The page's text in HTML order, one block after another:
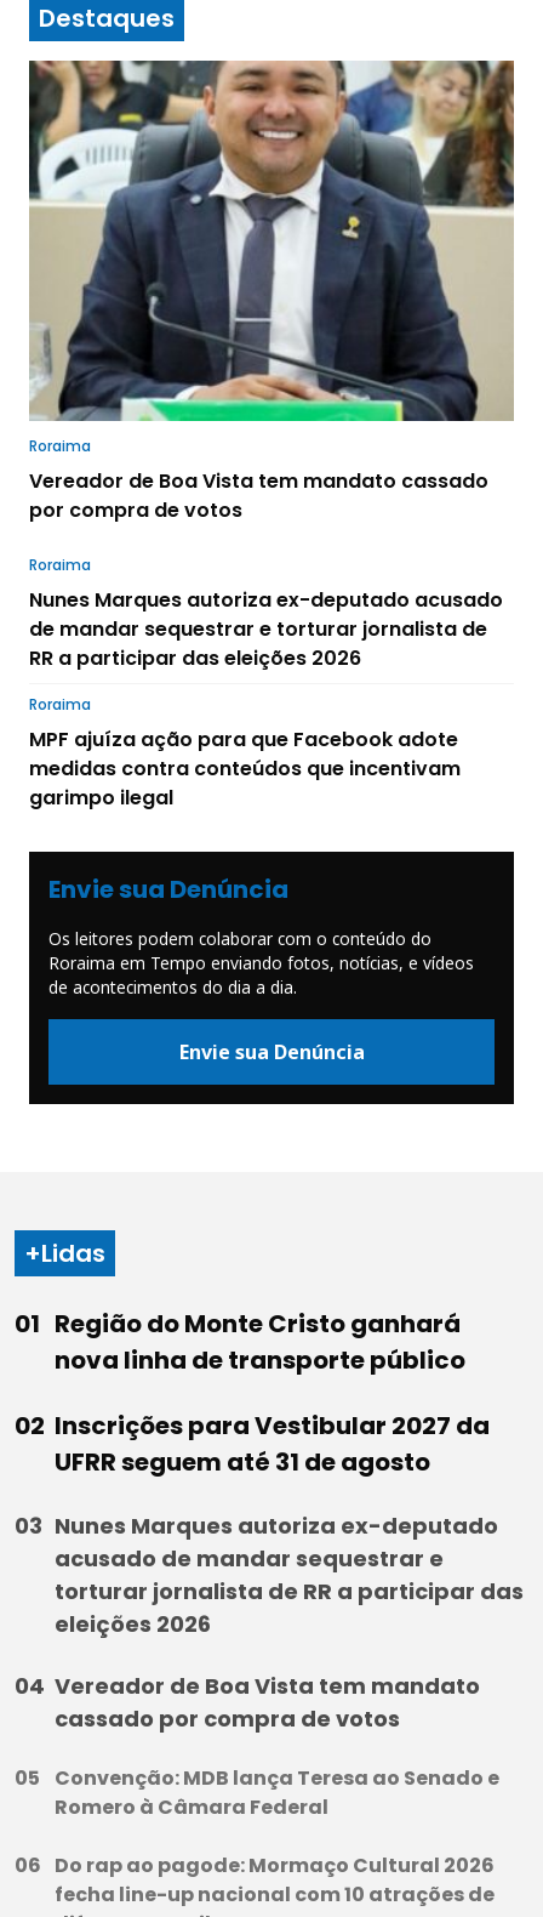
Destaques
Roraima
Vereador de Boa Vista tem mandato cassado
por compra de votos
Roraima
Nunes Marques autoriza ex-deputado acusado
de mandar sequestrar e torturar jornalista de
RR a participar das eleições 2026
Roraima
MPF ajuíza ação para que Facebook adote
medidas contra conteúdos que incentivam
garimpo ilegal
Envie sua Denúncia
Os leitores podem colaborar com o conteúdo do
Roraima em Tempo enviando fotos, notícias, e vídeos
de acontecimentos do dia a dia.
Envie sua Denúncia
+Lidas
Região do Monte Cristo ganhará
nova linha de transporte público
Inscrições para Vestibular 2027 da
UFRR seguem até 31 de agosto
Nunes Marques autoriza ex-deputado
acusado de mandar sequestrar e
torturar jornalista de RR a participar das
eleições 2026
Vereador de Boa Vista tem mandato
cassado por compra de votos
Convenção: MDB lança Teresa ao Senado e
Romero à Câmara Federal
Do rap ao pagode: Mormaço Cultural 2026
fecha line-up nacional com 10 atrações de